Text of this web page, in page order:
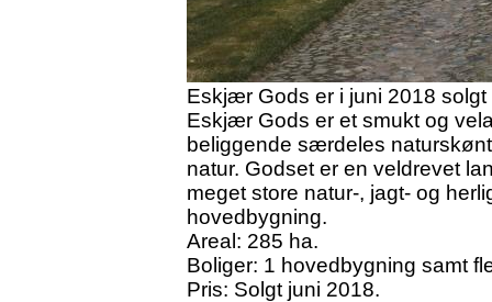
Eskjær Gods er i juni 2018
Eskjær Gods er et smukt og
beliggende særdeles
natur. Godset er en veldrevet
meget store natur-, jagt- og
hovedbygning.
Areal: 285 ha.
Boliger: 1 hovedbygning samt
Pris: Solgt juni 2018.